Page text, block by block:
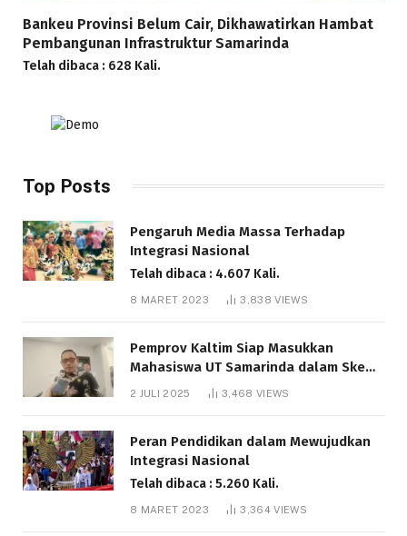
Bankeu Provinsi Belum Cair, Dikhawatirkan Hambat
Pembangunan Infrastruktur Samarinda
Telah dibaca : 628 Kali.
Top Posts
Pengaruh Media Massa Terhadap
Integrasi Nasional
Telah dibaca : 4.607 Kali.
8 MARET 2023 3,838VIEWS
Pemprov Kaltim Siap Masukkan
Mahasiswa UT Samarinda dalam Skema
Bantuan Pendidikan Gratispol
2 JULI 2025 3,468 VIEWS
Peran Pendidikan dalam Mewujudkan
Integrasi Nasional
Telah dibaca : 5.260 Kali.
8 MARET 2023 3,364VIEWS